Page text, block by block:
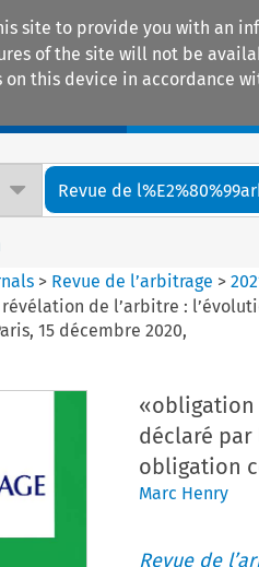
site to provide you with an
of the site will not be
on this device in accordance
Revue de
> Revue de l’arbitrage >
de l’arbitre :
15 décembre 2020,
«obligation
déclaré
obligation
Marc Henry
Revue de